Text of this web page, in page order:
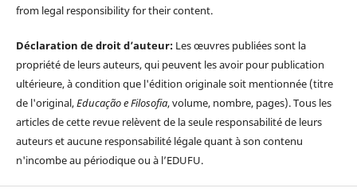
from legal responsibility for their content.
Déclaration de droit d’auteur: Les œuvres publiées sont la
propriété de leurs auteurs, qui peuvent les avoir pour publication
ultérieure, à condition que l'édition originale soit mentionnée (titre
de l'original,Educação e Filosofia, volume, nombre, pages). Tous les
articles de cette revue relèvent de la seule responsabilité de leurs
auteurs et aucune responsabilité légale quant à son contenu
n'incombe au périodique ou à l’EDUFU.